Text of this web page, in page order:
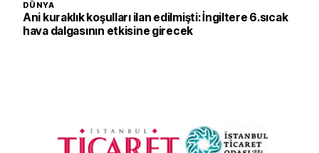
DÜNYA
Ani kuraklık koşulları ilan edilmişti: İngiltere 6.sıcak
hava dalgasının etkisine girecek